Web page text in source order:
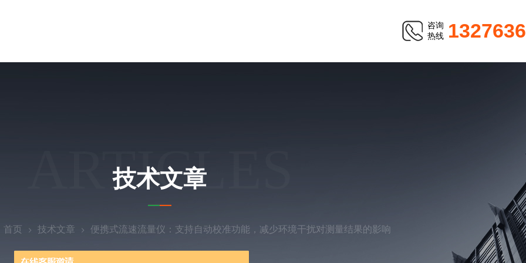
咨询
热线
ARTICLES
技术文章
首页 技术文章 便携式流速流量仪：支持自动校准功能，减少环境干扰对测量结果的影响